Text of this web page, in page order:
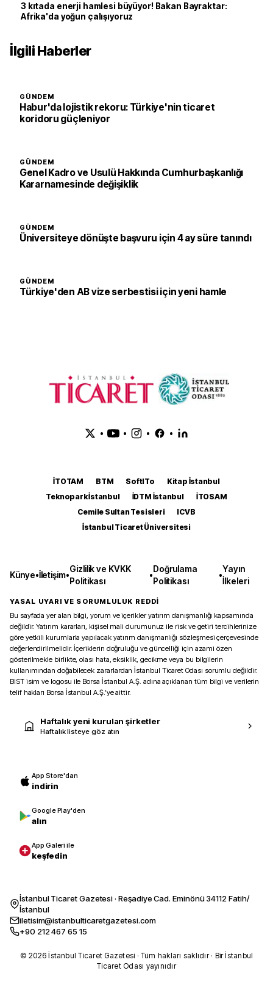
3 kıtada enerji hamlesi büyüyor! Bakan Bayraktar:
Afrika'da yoğun çalışıyoruz
İlgili Haberler
GÜNDEM
Habur'da lojistik rekoru: Türkiye'nin ticaret
koridoru güçleniyor
GÜNDEM
Genel Kadro ve Usulü Hakkında Cumhurbaşkanlığı
Kararnamesinde değişiklik
GÜNDEM
Üniversiteye dönüşte başvuru için 4 ay süre tanındı
GÜNDEM
Türkiye'den AB vize serbestisi için yeni hamle
• • • •
İTOTAM BTM SoftITo
Kitap İstanbul
Teknopark İstanbul
İDTM İstanbul
İTOSAM
Cemile Sultan Tesisleri
ICVB
İstanbul Ticaret Üniversitesi
Künye•İletişim•
Gizlilik ve KVKK
Politikası
•
Doğrulama
Politikası
•
Yayın
İlkeleri
YASAL UYARI VE SORUMLULUK REDDİ
Bu sayfada yer alan bilgi, yorum ve içerikler yatırım danışmanlığı kapsamında
değildir. Yatırım kararları, kişisel mali durumunuz ile risk ve getiri tercihlerinize
göre yetkili kurumlarla yapılacak yatırım danışmanlığı sözleşmesi çerçevesinde
değerlendirilmelidir. İçeriklerin doğruluğu ve güncelliği için azami özen
gösterilmekle birlikte, olası hata, eksiklik, gecikme veya bu bilgilerin
kullanımından doğabilecek zararlardan İstanbul Ticaret Odası sorumlu değildir.
BIST isim ve logosu ile Borsa İstanbul A.Ş. adına açıklanan tüm bilgi ve verilerin
telif hakları Borsa İstanbul A.Ş.’ye aittir.
Haftalık yeni kurulan şirketler
Haftalık listeye göz atın
App Store'dan
indirin
Google Play'den
alın
App Galeri ile
keşfedin
İstanbul Ticaret Gazetesi · Reşadiye Cad. Eminönü 34112 Fatih/
İstanbul
iletisim@istanbulticaretgazetesi.com
+90 212 467 65 15
© 2026 İstanbul Ticaret Gazetesi · Tüm hakları saklıdır · Bir İstanbul
Ticaret Odası yayınıdır